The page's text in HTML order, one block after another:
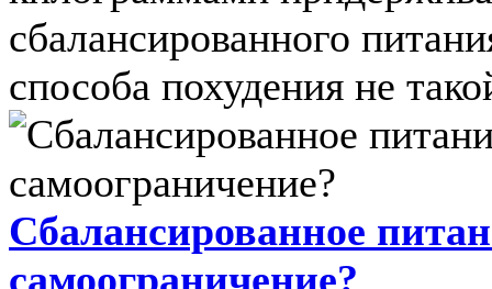
сбалансированного
способа похудения не
Сбалансированное
самоограничение?